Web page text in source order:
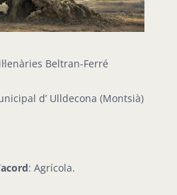
Beltran-Ferré
d’ Ulldecona (Montsià)
: Agrícola.